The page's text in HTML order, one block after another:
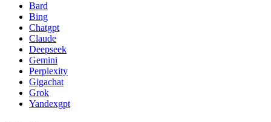
Bard
Bing
Chatgpt
Claude
Deepseek
Gemini
Perplexity
Gigachat
Grok
Yandexgpt